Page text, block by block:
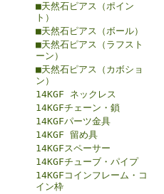
■天然石ピアス（ポイン
ト）
■天然石ピアス（ボール）
■天然石ピアス（ラフスト
ーン）
■天然石ピアス（カボショ
ン）
14KGF ネックレス
14KGFチェーン・鎖
14KGFパーツ金具
14KGF 留め具
14KGFスペーサー
14KGFチューブ・パイプ
14KGFコインフレーム・コ
イン枠